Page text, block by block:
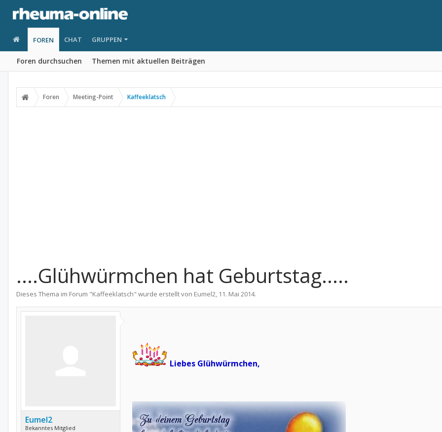
FOREN
Foren durchsuchen Themen mit aktuellen Beiträgen
CHAT GRUPPEN
Foren Meeting-Point Kaffeeklatsch
....Glühwürmchen hat Geburtstag.....
Dieses Thema im Forum "Kaffeeklatsch" wurde erstellt von Eumel2, 11. Mai 2014.
Eumel2
Bekanntes Mitglied
Liebes Glühwürmchen,